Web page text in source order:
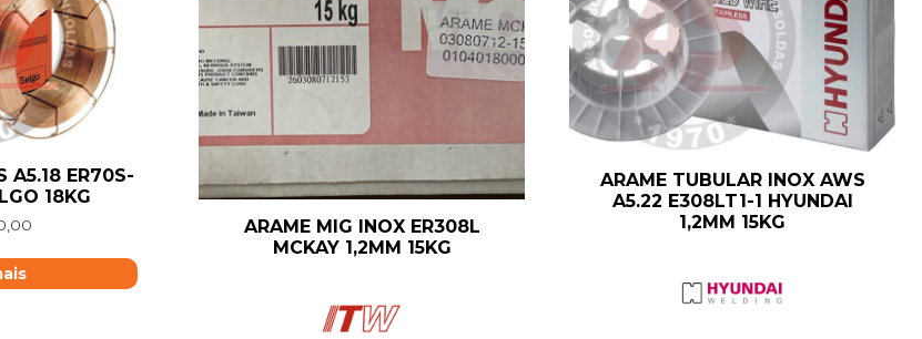
A5.18 ER70S-
18KG
ARAME MIG INOX ER308L
MCKAY 1,2MM 15KG
ARAME TUBULAR INOX AWS
A5.22 E308LT1-1 HYUNDAI
1,2MM 15KG